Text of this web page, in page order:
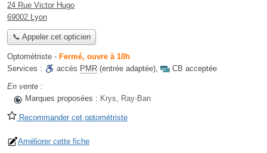
24 Rue Victor Hugo
69002 Lyon
📞 Appeler cet opticien
Optométriste - Fermé, ouvre à 10h
Services :
accès PMR (entrée adaptée),
CB acceptée
En vente :
Marques proposées : Krys, Ray-Ban
Recommander cet optométriste
Améliorer cette fiche